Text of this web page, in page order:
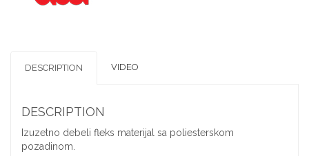
DESCRIPTION VIDEO
DESCRIPTION
Izuzetno debeli fleks materijal sa poliesterskom
pozadinom.